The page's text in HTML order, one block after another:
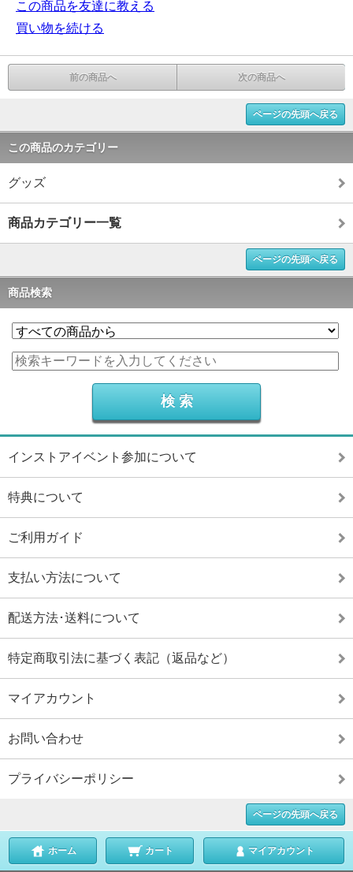
この商品を友達に教える
買い物を続ける
前の商品へ 次の商品へ
ページの先頭へ戻る
この商品のカテゴリー
グッズ
商品カテゴリー一覧
ページの先頭へ戻る
商品検索
インストアイベント参加について
特典について
ご利用ガイド
支払い方法について
配送方法･送料について
特定商取引法に基づく表記（返品など）
マイアカウント
お問い合わせ
プライバシーポリシー
ページの先頭へ戻る
ホーム カート マイアカウント